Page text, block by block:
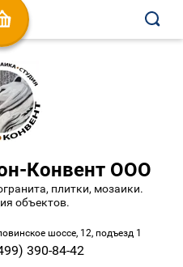
Конвент ООО
плитки, мозаики.
объектов.
шоссе, 12, подъезд 1
390-84-42